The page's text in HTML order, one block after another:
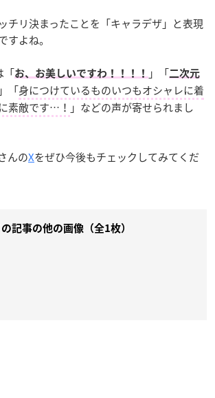
チリ決まったことを「キャラデザ」と表現
すよね。
「お、お美しいですわ！！！！ 」「二次元
」「身につけているものいつもオシャレに着
素敵です…！ 」などの声が寄せられまし
んのXをぜひ今後もチェックしてみてくだ
の記事の他の画像（全1枚）